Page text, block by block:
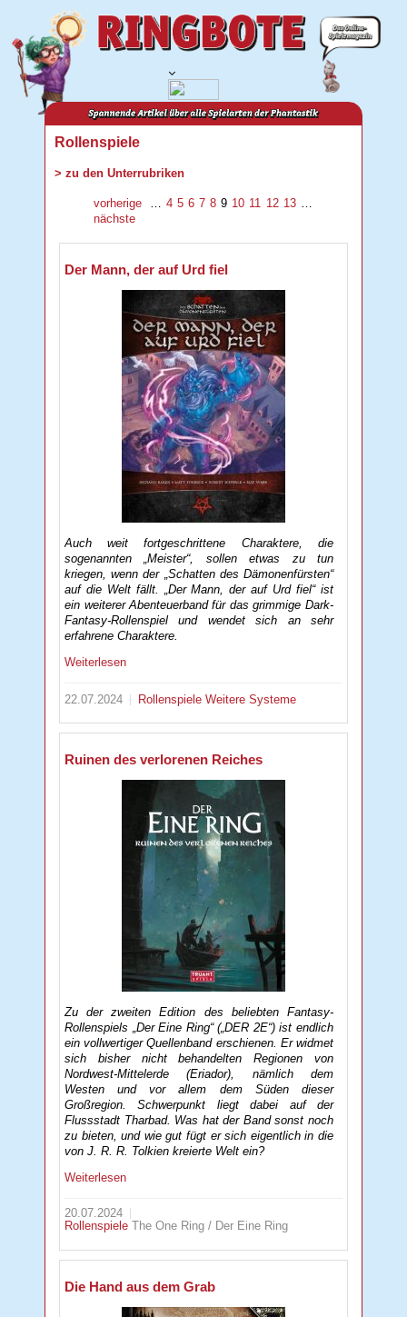
Rollenspiele
> zu den Unterrubriken
vorherige … 4 5 6 7 8 9 10 11 12 13 …
nächste
Der Mann, der auf Urd fiel
Auch weit fortgeschrittene Charaktere, die
sogenannten „Meister“, sollen etwas zu tun
kriegen, wenn der „Schatten des Dämonenfürsten“
auf die Welt fällt. „Der Mann, der auf Urd fiel“ ist
ein weiterer Abenteuerband für das grimmige Dark-
Fantasy-Rollenspiel und wendet sich an sehr
erfahrene Charaktere.
Weiterlesen
22.07.2024 RollenspieleWeitere Systeme
Ruinen des verlorenen Reiches
Zu der zweiten Edition des beliebten Fantasy-
Rollenspiels „Der Eine Ring“ („DER 2E“) ist endlich
ein vollwertiger Quellenband erschienen. Er widmet
sich bisher nicht behandelten Regionen von
Nordwest-Mittelerde (Eriador), nämlich dem
Westen und vor allem dem Süden dieser
Großregion. Schwerpunkt liegt dabei auf der
Flussstadt Tharbad. Was hat der Band sonst noch
zu bieten, und wie gut fügt er sich eigentlich in die
von J. R. R. Tolkien kreierte Welt ein?
Weiterlesen
20.07.2024
RollenspieleThe One Ring / Der Eine Ring
Die Hand aus dem Grab